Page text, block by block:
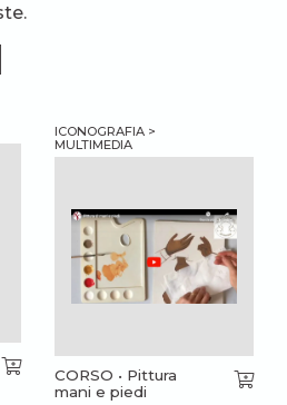
ICONOGRAFIA >
MULTIMEDIA
CORSO • Pittura
mani e piedi